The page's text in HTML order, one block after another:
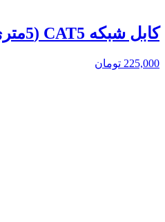
کابل شبکه CAT5 (5متری)
225,000 تومان